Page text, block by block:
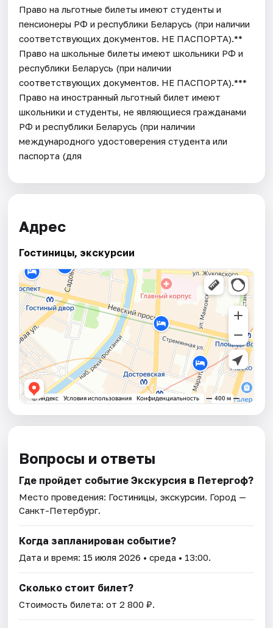
Право на льготные билеты имеют студенты и
пенсионеры РФ и республики Беларусь (при наличии
соответствующих документов. НЕ ПАСПОРТА).**
Право на школьные билеты имеют школьники РФ и
республики Беларусь (при наличии
соответствующих документов. НЕ ПАСПОРТА).***
Право на иностранный льготный билет имеют
школьники и студенты, не являющиеся гражданами
РФ и республики Беларусь (при наличии
международного удостоверения студента или
паспорта (для
Адрес
Гостиницы, экскурсии
Вопросы и ответы
Где пройдет событие Экскурсия в Петергоф?
Место проведения: Гостиницы, экскурсии. Город —
Санкт-Петербург.
Когда запланирован событие?
Дата и время: 15 июля 2026 • среда • 13:00.
Сколько стоит билет?
Стоимость билета: от 2 800 ₽.